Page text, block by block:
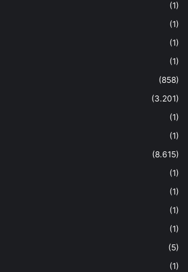
(1)
(1)
(1)
(1)
(858)
(3.201)
(1)
(1)
(8.615)
(1)
(1)
(1)
(1)
(5)
(1)